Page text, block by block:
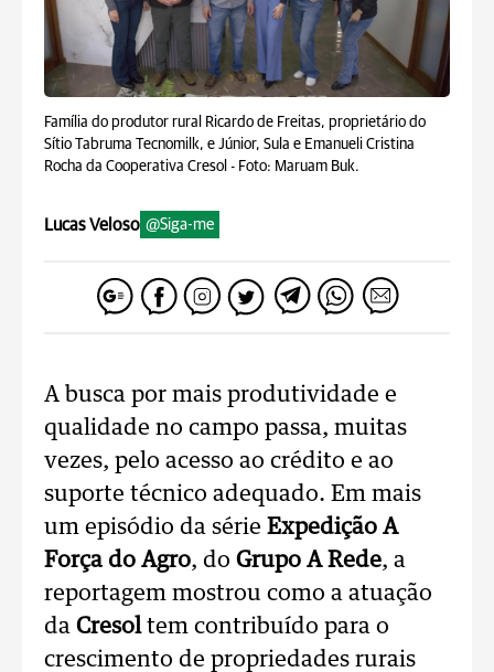
Família do produtor rural Ricardo de Freitas, proprietário do
Sítio Tabruma Tecnomilk, e Júnior, Sula e Emanueli Cristina
Rocha da Cooperativa Cresol - Foto: Maruam Buk.
Lucas Veloso @Siga-me
A busca por mais produtividade e
qualidade no campo passa, muitas
vezes, pelo acesso ao crédito e ao
suporte técnico adequado. Em mais
um episódio da série Expedição A
Força do Agro, do Grupo A Rede, a
reportagem mostrou como a atuação
da Cresoltem contribuído para o
crescimento de propriedades rurais